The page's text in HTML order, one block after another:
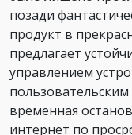
позади
продукт в
предлагает
управлением
временная
интернет по